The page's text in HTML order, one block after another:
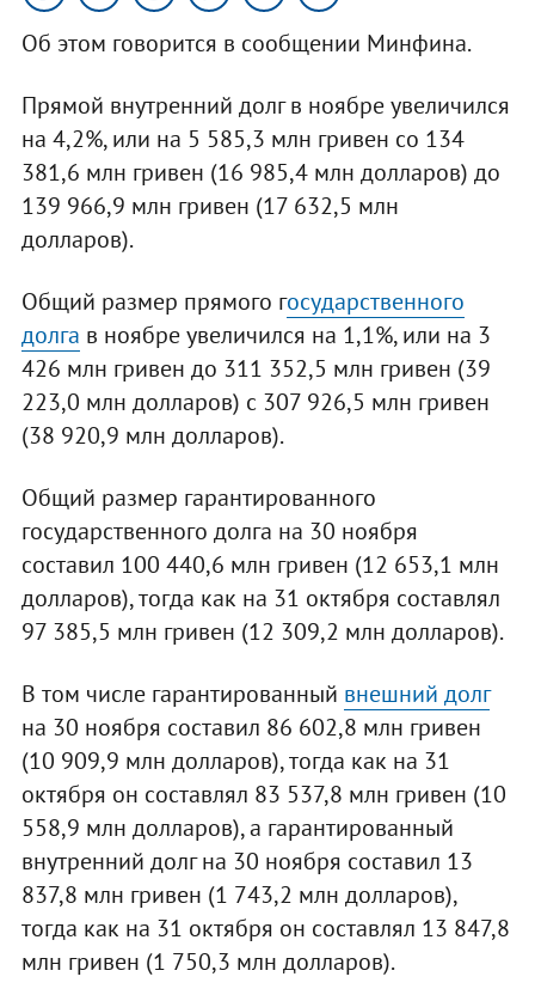
Об этом говорится в сообщении Минфина.
Прямой внутренний долг в ноябре увеличился
на 4,2%, или на 5 585,3 млн гривен со 134
381,6 млн гривен (16 985,4 млн долларов) до
139 966,9 млн гривен (17 632,5 млн
долларов).
Общий размер прямого государственного
долга в ноябре увеличился на 1,1%, или на 3
426 млн гривен до 311 352,5 млн гривен (39
223,0 млн долларов) с 307 926,5 млн гривен
(38 920,9 млн долларов).
Общий размер гарантированного
государственного долга на 30 ноября
составил 100 440,6 млн гривен (12 653,1 млн
долларов), тогда как на 31 октября составлял
97 385,5 млн гривен (12 309,2 млн долларов).
В том числе гарантированный внешний долг
на 30 ноября составил 86 602,8 млн гривен
(10 909,9 млн долларов), тогда как на 31
октября он составлял 83 537,8 млн гривен (10
558,9 млн долларов), а гарантированный
внутренний долг на 30 ноября составил 13
837,8 млн гривен (1 743,2 млн долларов),
тогда как на 31 октября он составлял 13 847,8
млн гривен (1 750,3 млн долларов).